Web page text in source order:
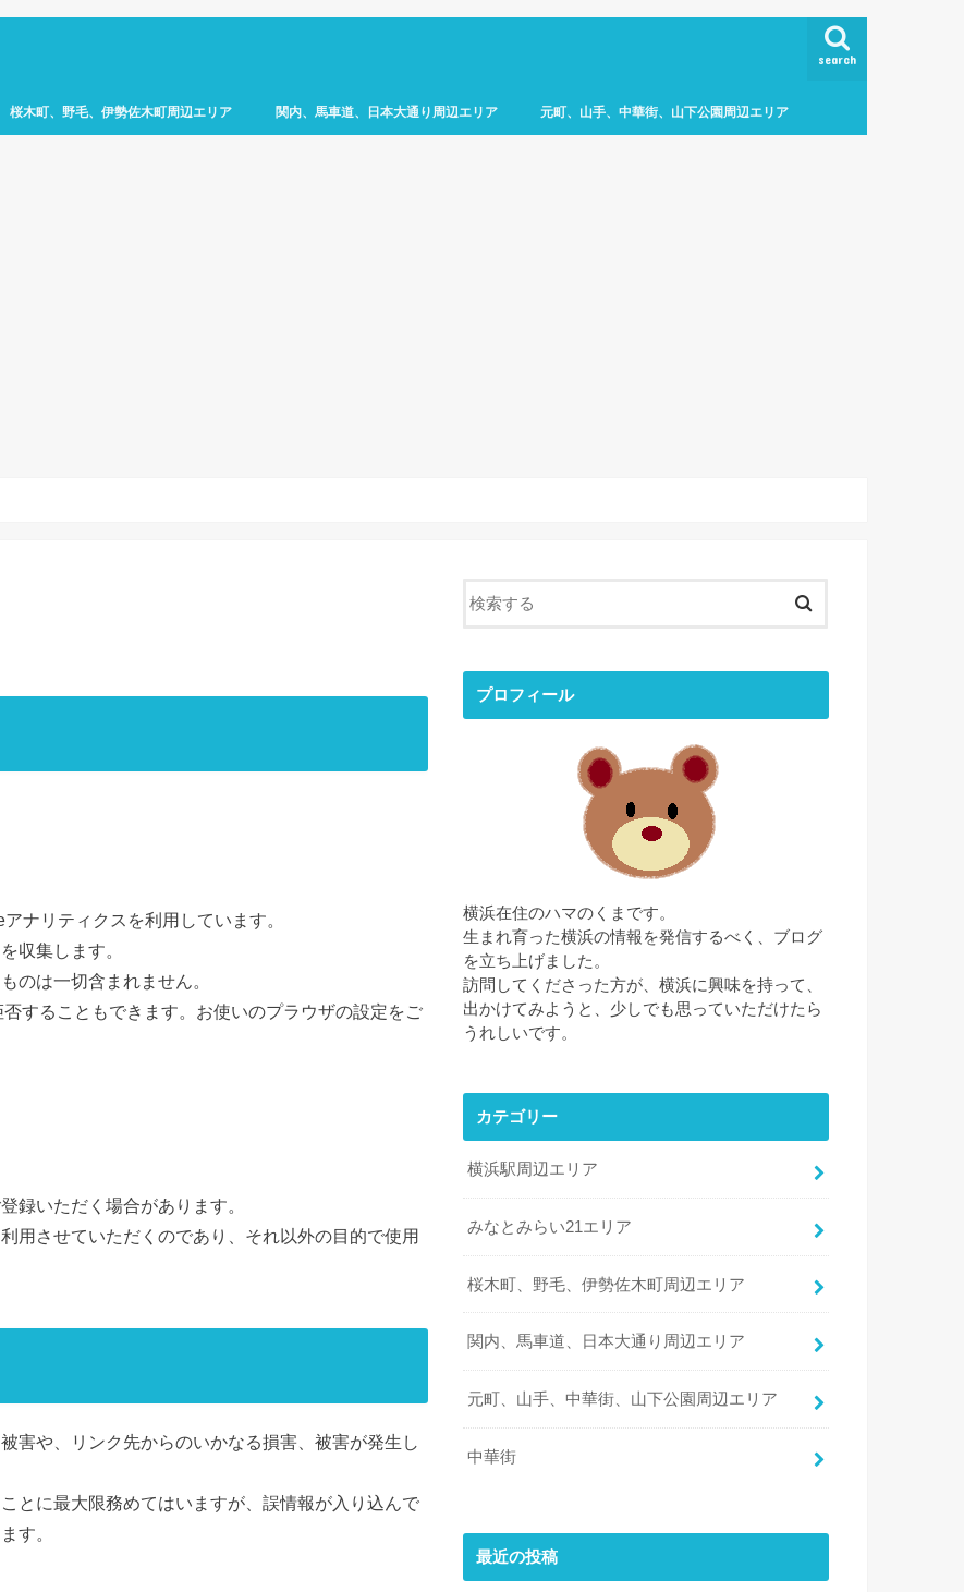
search
桜木町、野毛、伊勢佐木町周辺エリア 関内、馬車道、日本大通り周辺エリア 元町、山手、中華街、山下公園周辺エリア
ナリティクスを利用しています。
収集します。
のは一切含まれません。
することもできます。お使いのプラウザの設定をご
録いただく場合があります。
用させていただくのであり、それ以外の目的で使用
害や、リンク先からのいかなる損害、被害が発生し
とに最大限務めてはいますが、誤情報が入り込んで
す。
プロフィール
横浜在住のハマのくまです。
生まれ育った横浜の情報を発信するべく、ブログ
を立ち上げました。
訪問してくださった方が、横浜に興味を持って、
出かけてみようと、少しでも思っていただけたら
うれしいです。
カテゴリー
横浜駅周辺エリア
みなとみらい21エリア
桜木町、野毛、伊勢佐木町周辺エリア
関内、馬車道、日本大通り周辺エリア
元町、山手、中華街、山下公園周辺エリア
中華街
最近の投稿